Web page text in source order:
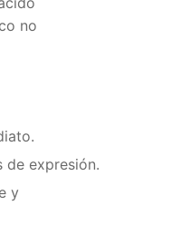
no
de expresión.
y